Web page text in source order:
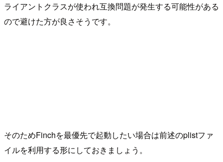
ライアントクラスが使われ互換問題が発生する可能性がある
ので避けた方が良さそうです。
そのためFinchを最優先で起動したい場合は前述のplistファ
イルを利用する形にしておきましょう。